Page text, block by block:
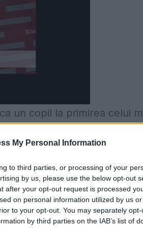
My Personal Information
to third parties, or processing of your
by us, please use the below opt-out
after your opt-out request is processed
on personal information utilized by us
to your opt-out. You may separately
by third parties on the IAB’s list of
un copil la primirea celui
portretul ce îl înfățișa.
l-a avut complice în
singurul român consilier
"Am descoperit
negru, făcut pentru Mike
picturi, dar și faptul